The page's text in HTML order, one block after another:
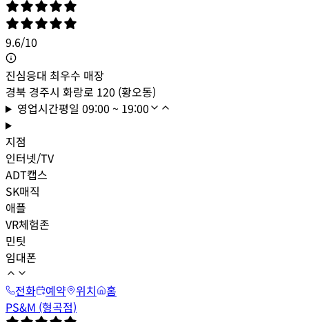
9.6/10
진심응대 최우수 매장
경북 경주시 화랑로 120 (황오동)
영업시간평일 09:00 ~ 19:00
지점
인터넷/TV
ADT캡스
SK매직
애플
VR체험존
민팃
임대폰
전화
예약 위치
홈
PS&M (형곡점)